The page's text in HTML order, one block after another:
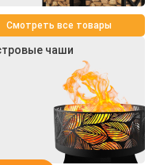
Смотреть все товары
чаши